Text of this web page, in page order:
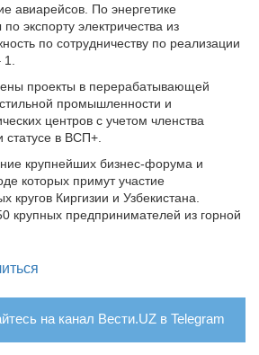
авиарейсов. По энергетике
экспорту электричества из
по сотрудничеству по реализации
проекты в перерабатывающей
промышленности и
центров с учетом членства
в ВСП+.
крупнейших бизнес-форума и
которых примут участие
кругов Киргизии и Узбекистана.
крупных предпринимателей из горной
на канал Вести.UZ в Telegram